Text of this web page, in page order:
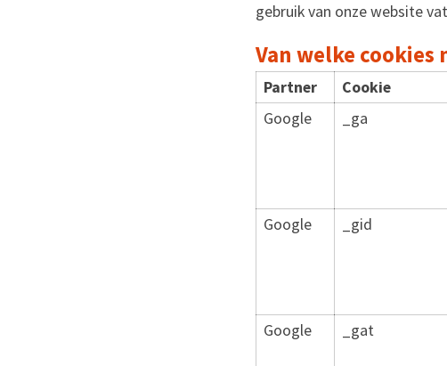
gebruik van onze website
Van welke cookies
Partner Cookie
Google
_ga
Google
_gid
Google
_gat